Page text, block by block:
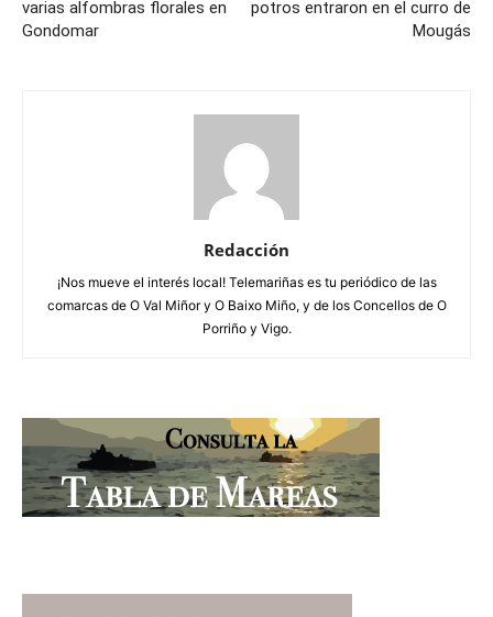
varias alfombras florales en
Gondomar
potros entraron en el curro de
Mougás
Redacción
¡Nos mueve el interés local! Telemariñas es tu periódico de las
comarcas de O Val Miñor y O Baixo Miño, y de los Concellos de O
Porriño y Vigo.